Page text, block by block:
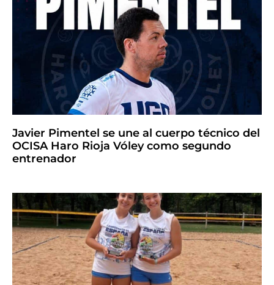
Javier Pimentel se une al cuerpo técnico del
OCISA Haro Rioja Vóley como segundo
entrenador